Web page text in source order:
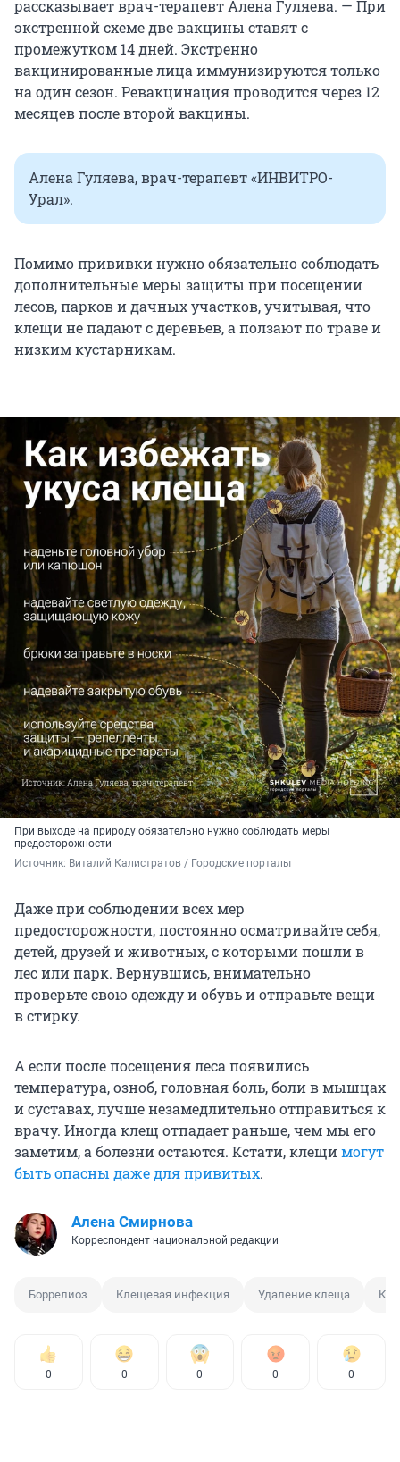
рассказывает врач-терапевт Алена Гуляева. — При
экстренной схеме две вакцины ставят с
промежутком 14 дней. Экстренно
вакцинированные лица иммунизируются только
на один сезон. Ревакцинация проводится через 12
месяцев после второй вакцины.
Алена Гуляева, врач-терапевт «ИНВИТРО-
Урал».
Помимо прививки нужно обязательно соблюдать
дополнительные меры защиты при посещении
лесов, парков и дачных участков, учитывая, что
клещи не падают с деревьев, а ползают по траве и
низким кустарникам.
При выходе на природу обязательно нужно соблюдать меры
предосторожности
Источник: Виталий Калистратов / Городские порталы
Даже при соблюдении всех мер
предосторожности, постоянно осматривайте себя,
детей, друзей и животных, с которыми пошли в
лес или парк. Вернувшись, внимательно
проверьте свою одежду и обувь и отправьте вещи
в стирку.
А если после посещения леса появились
температура, озноб, головная боль, боли в мышцах
и суставах, лучше незамедлительно отправиться к
врачу. Иногда клещ отпадает раньше, чем мы его
заметим, а болезни остаются. Кстати, клещимогут
быть опасны даже для привитых.
Алена Смирнова
Корреспондент национальной редакции
Боррелиоз Клещевая инфекция Удаление клеща
0 0 0 0 0